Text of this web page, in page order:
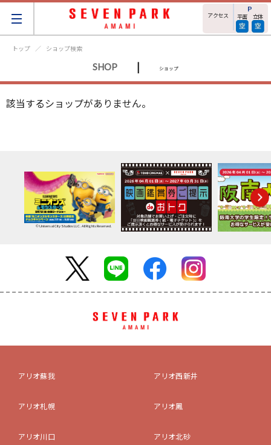
アクセス 平面 立体
トップ ショップ検索
SHOP | ショップ
該当するショップがありません。
© Universal City Studios LLC. All Rights Reserved.
アリオ蘇我
アリオ札幌
アリオ川口
アリオ西新井
アリオ鳳
アリオ北砂